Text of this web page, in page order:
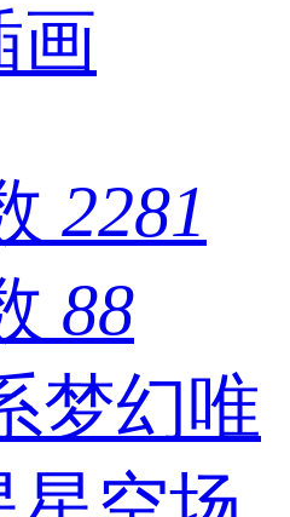
画
2281
88